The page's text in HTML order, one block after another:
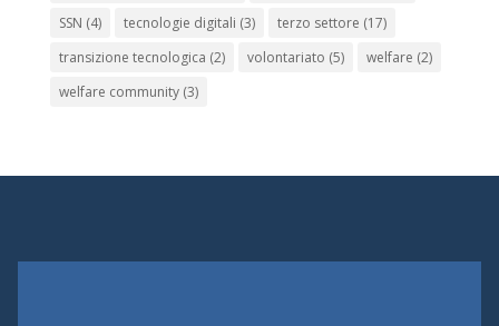
SSN (4) tecnologie digitali (3) terzo settore (17)
transizione tecnologica (2) volontariato (5) welfare (2)
welfare community(3)